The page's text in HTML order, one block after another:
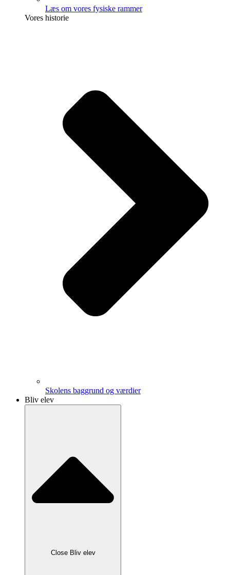
Læs om vores fysiske rammer
Vores historie
Skolens baggrund og værdier
Bliv elev
Close Bliv elev